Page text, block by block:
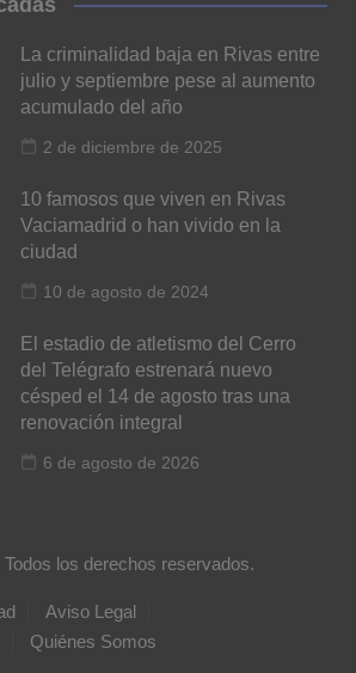
La criminalidad baja en Rivas entre
julio y septiembre pese al aumento
acumulado del año
2 de diciembre de 2025
10 famosos que viven en Rivas
Vaciamadrid o han vivido en la
ciudad
10 de agosto de 2024
El estadio de atletismo del Cerro
del Telégrafo estrenará nuevo
césped el 14 de agosto tras una
renovación integral
6 de agosto de 2026
los derechos reservados.
Aviso Legal
Quiénes Somos